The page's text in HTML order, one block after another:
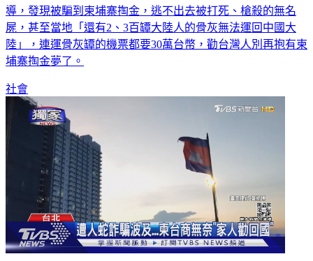
導，發現被騙到柬埔寨掏金，逃不出去被打死、槍殺的無名
屍，甚至當地「還有2、3百罈大陸人的骨灰無法運回中國大
陸」，連運骨灰罈的機票都要30萬台幣，勸台灣人別再抱有柬
埔寨掏金夢了。
社會